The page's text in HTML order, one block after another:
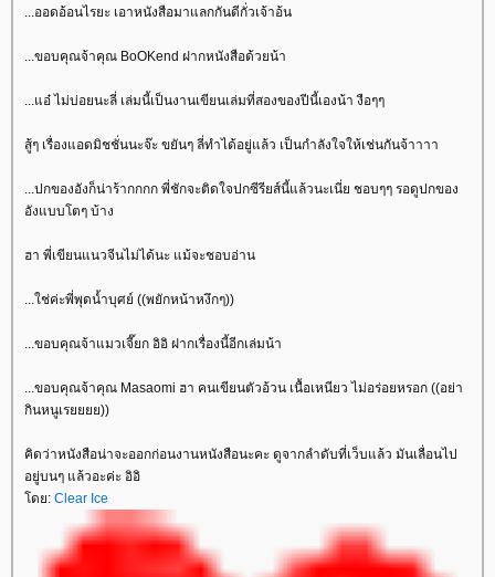
...ออดอ้อนไรยะ เอาหนังสือมาแลกกันดีกั่วเจ้าอ้น
...ขอบคุณจ้าคุณ BoOKend ฝากหนังสือด้วยน้า
...แอ๋ ไม่บ่อยนะลี่ เล่มนี้เป็นงานเขียนเล่มที่สองของปีนี้เองน้า งือๆๆ
สู้ๆ เรื่องแอดมิชชั่นนะจ๊ะ ขยันๆ ลี่ทำได้อยู่แล้ว เป็นกำลังใจให้เช่นกันจ้าาาา
...ปกของอังก็น่าร้ากกกก พี่ชักจะติดใจปกซีรียส์นี้แล้วนะเนี่ย ชอบๆๆ รอดูปกของ
อังแบบโตๆ บ้าง
ฮา พี่เขียนแนวจีนไม่ได้นะ แม้จะชอบอ่าน
...ใช่ค่ะพี่พุดน้ำบุศย์ ((พยักหน้าหงึกๆ))
...ขอบคุณจ้าแมวเจี๊ยก อิอิ ฝากเรื่องนี้อีกเล่มน้า
...ขอบคุณจ้าคุณ Masaomi ฮา คนเขียนตัวอ้วน เนื้อเหนียว ไม่อร่อยหรอก ((อย่า
กินหนูเรยยยย))
คิดว่าหนังสือน่าจะออกก่อนงานหนังสือนะคะ ดูจากลำดับที่เว็บแล้ว มันเลื่อนไป
อยู่บนๆ แล้วอะค่ะ อิอิ
ดย: Clear Ice